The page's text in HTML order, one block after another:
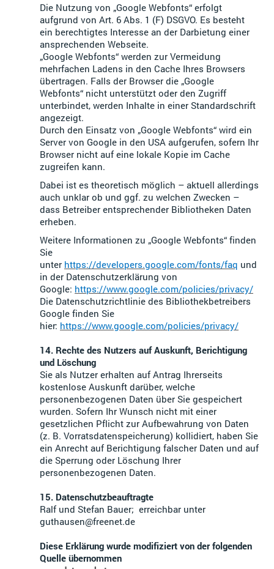
Die Nutzung von „Google Webfonts“ erfolgt
aufgrund von Art. 6 Abs. 1 (F) DSGVO. Es besteht
ein berechtigtes Interesse an der Darbietung einer
ansprechenden Webseite.
„Google Webfonts“ werden zur Vermeidung
mehrfachen Ladens in den Cache Ihres Browsers
übertragen. Falls der Browser die „Google
Webfonts“ nicht unterstützt oder den Zugriff
unterbindet, werden Inhalte in einer Standardschrift
angezeigt.
Durch den Einsatz von „Google Webfonts“ wird ein
Server von Google in den USA aufgerufen, sofern Ihr
Browser nicht auf eine lokale Kopie im Cache
zugreifen kann.
Dabei ist es theoretisch möglich – aktuell allerdings
auch unklar ob und ggf. zu welchen Zwecken –
dass Betreiber entsprechender Bibliotheken Daten
erheben.
Weitere Informationen zu „Google Webfonts“ finden
Sie
unter https://developers.google.com/fonts/faq und
in der Datenschutzerklärung von
Google: https://www.google.com/policies/privacy/
Die Datenschutzrichtlinie des Bibliothekbetreibers
Google finden Sie
hier: https://www.google.com/policies/privacy/
14. Rechte des Nutzers auf Auskunft, Berichtigung
und Löschung
Sie als Nutzer erhalten auf Antrag Ihrerseits
kostenlose Auskunft darüber, welche
personenbezogenen Daten über Sie gespeichert
wurden. Sofern Ihr Wunsch nicht mit einer
gesetzlichen Pflicht zur Aufbewahrung von Daten
(z. B. Vorratsdatenspeicherung) kollidiert, haben Sie
ein Anrecht auf Berichtigung falscher Daten und auf
die Sperrung oder Löschung Ihrer
personenbezogenen Daten.
15. Datenschutzbeauftragte
Ralf und Stefan Bauer; erreichbar unter
guthausen@freenet.de
Diese Erklärung wurde modifiziert von der folgenden
Quelle übernommen